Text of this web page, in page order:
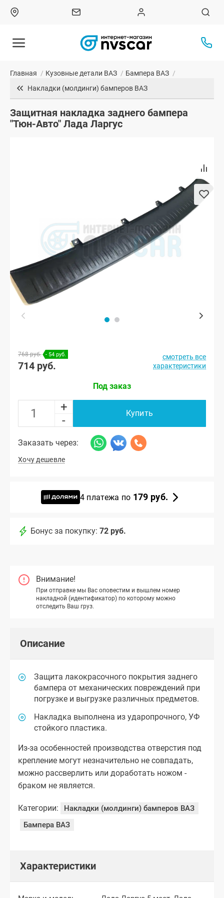
Главная / Кузовные детали ВАЗ / Бампера ВАЗ /
Накладки (молдинги) бамперов ВАЗ
Защитная накладка заднего бампера
"Тюн-Авто" Лада Ларгус
768 руб. - 54 руб.
714 руб.
смотреть все
характеристики
Под заказ
+
-
Купить
Заказать через:
Хочу дешевле
4 платежа по 179 руб.
Бонус за покупку: 72 руб.
Внимание!
При отправке мы Вас оповестим и вышлем номер
накладной (идентификатор) по которому можно
отследить Ваш груз.
Описание
Защита лакокрасочного покрытия заднего
бампера от механических повреждений при
погрузке и выгрузке различных предметов.
Накладка выполнена из ударопрочного, УФ
стойкого пластика.
Из-за особенностей производства отверстия под
крепление могут незначительно не совпадать,
можно рассверлить или доработать ножом -
браком не является.
Категории:
Накладки (молдинги) бамперов ВАЗ
Бампера ВАЗ
Характеристики